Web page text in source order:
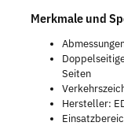
Merkmale und
Seiten
Hersteller: